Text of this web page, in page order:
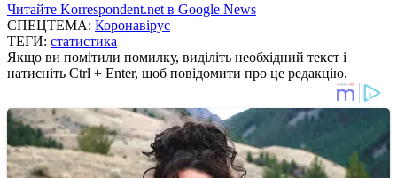
Читайте Korrespondent.net в Google News
СПЕЦТЕМА: Коронавірус
ТЕГИ: статистика
Якщо ви помітили помилку, виділіть необхідний текст і
натисніть Ctrl + Enter, щоб повідомити про це редакцію.